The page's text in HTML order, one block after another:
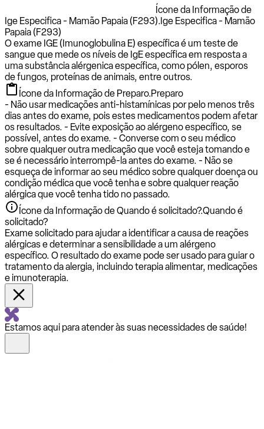
Ícone da Informação de
Ige Especifica - Mamão Papaia (F293).Ige Especifica - Mamão
Papaia (F293)
O exame IGE (Imunoglobulina E) específica é um teste de
sangue que mede os níveis de IgE específica em resposta a
uma substância alérgenica específica, como pólen, esporos
de fungos, proteínas de animais, entre outros.
Ícone da Informação de Preparo.Preparo
- Não usar medicações anti-histamínicas por pelo menos três
dias antes do exame, pois estes medicamentos podem afetar
os resultados. - Evite exposição ao alérgeno específico, se
possível, antes do exame. - Converse com o seu médico
sobre qualquer outra medicação que você esteja tomando e
se é necessário interrompê-la antes do exame. - Não se
esqueça de informar ao seu médico sobre qualquer doença ou
condição médica que você tenha e sobre qualquer reação
alérgica que você tenha tido no passado.
Ícone da Informação de Quando é solicitado?.Quando é
solicitado?
Exame solicitado para ajudar a identificar a causa de reações
alérgicas e determinar a sensibilidade a um alérgeno
específico. O resultado do exame pode ser usado para guiar o
tratamento da alergia, incluindo terapia alimentar, medicações
e imunoterapia.
Estamos aqui para atender às suas necessidades de saúde!